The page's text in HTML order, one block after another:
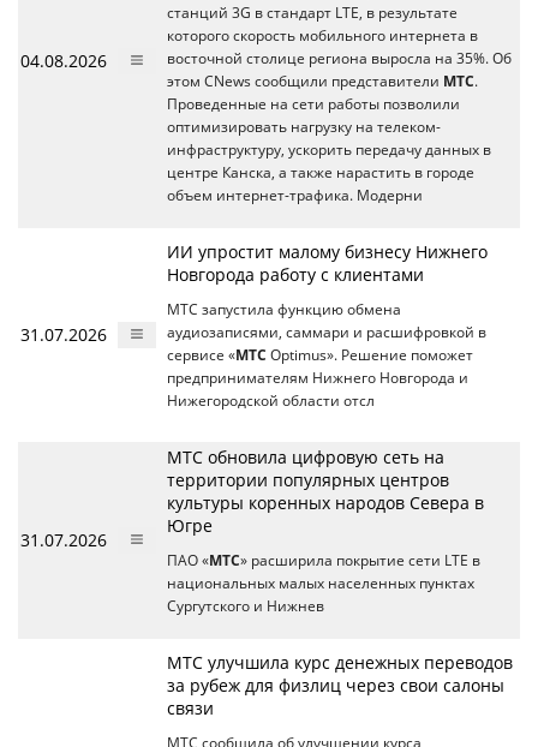
04.08.2026
станций 3G в стандарт LTE, в результате
которого скорость мобильного интернета в
восточной столице региона выросла на 35%. Об
этом CNews сообщили представители МТС.
Проведенные на сети работы позволили
оптимизировать нагрузку на телеком-
инфраструктуру, ускорить передачу данных в
центре Канска, а также нарастить в городе
объем интернет-трафика. Модерни
31.07.2026
ИИ упростит малому бизнесу Нижнего
Новгорода работу с клиентами
МТС запустила функцию обмена
аудиозаписями, саммари и расшифровкой в
сервисе «МТС Optimus». Решение поможет
предпринимателям Нижнего Новгорода и
Нижегородской области отсл
31.07.2026
МТС обновила цифровую сеть на
территории популярных центров
культуры коренных народов Севера в
Югре
ПАО «МТС» расширила покрытие сети LTE в
национальных малых населенных пунктах
Сургутского и Нижнев
МТС улучшила курс денежных переводов
за рубеж для физлиц через свои салоны
связи
МТС сообщила об улучшении курса